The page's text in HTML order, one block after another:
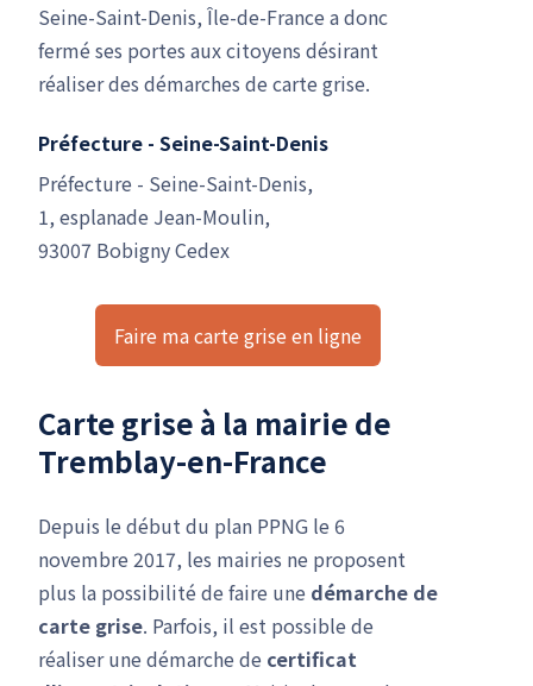
Seine-Saint-Denis, Île-de-France a donc
fermé ses portes aux citoyens désirant
réaliser des démarches de carte grise.
Préfecture - Seine-Saint-Denis
Préfecture - Seine-Saint-Denis,
1, esplanade Jean-Moulin,
93007 Bobigny Cedex
Faire ma carte grise en ligne
Carte grise à la mairie de
Tremblay-en-France
Depuis le début du plan PPNG le 6
novembre 2017, les mairies ne proposent
plus la possibilité de faire une démarche de
carte grise. Parfois, il est possible de
réaliser une démarche de certificat